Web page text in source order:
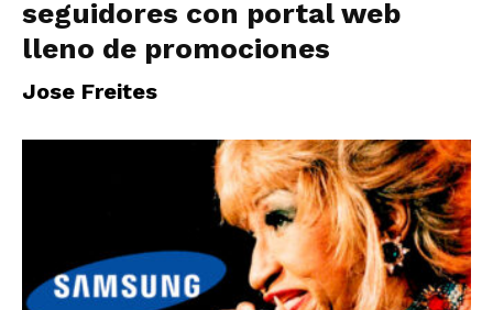
seguidores con portal web
lleno de promociones
Jose Freites